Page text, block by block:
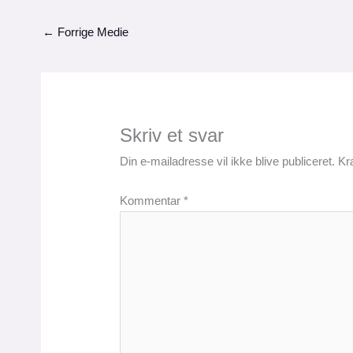
← Forrige Medie
Skriv et svar
Din e-mailadresse vil ikke blive publiceret.
Kommentar*